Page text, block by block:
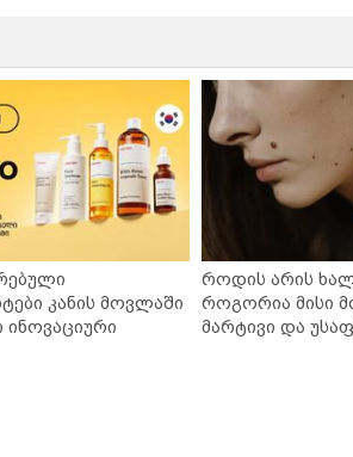
კანის მოვლაში
როდის არის
როგორია მისი
მარტივი და